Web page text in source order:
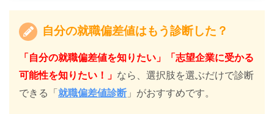
自分の就職偏差値はもう診断した？
「自分の就職偏差値を知りたい」「志望企業に受かる
可能性を知りたい！」 なら、選択肢を選ぶだけで診断
できる「 就職偏差値診断 」がおすすめです。